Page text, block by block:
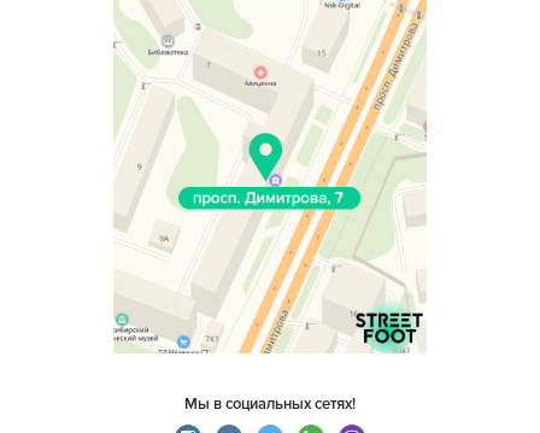
Мы в социальных сетях!